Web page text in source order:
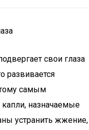
свои глаза
развивается
самым
назначаемые
устранить жжение,